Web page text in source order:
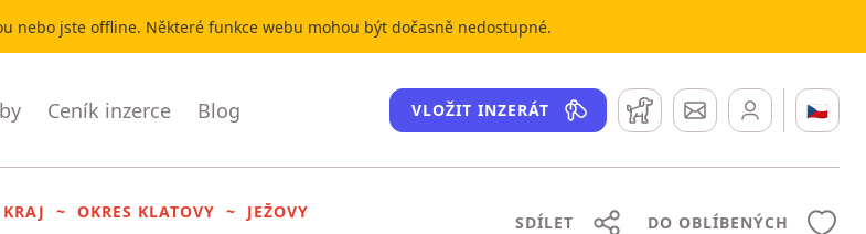
nebo jste offline. Některé funkce webu mohou být dočasně nedostupné.
Ceník inzerce Blog VLOŽIT INZERÁT Hlídací pesZprávy 🇨🇿
OKRES KLATOVY
JEŽOVY
SDÍLET DO OBLÍBENÝCH